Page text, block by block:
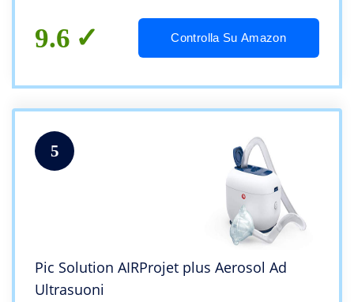
9.6 Controlla Su Amazon
5
Pic Solution AIRProjet plus Aerosol Ad
Ultrasuoni